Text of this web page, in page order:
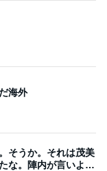
海外
そうか。それは茂美
な。陣内が言いよる